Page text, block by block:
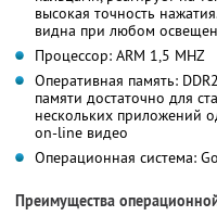
высокая точность
видна при любом
Процессор: ARM 1,5 MHZ
Оперативная память:
памяти достаточно для
нескольких приложений
on-line видео
Операционная система:
Преимущества